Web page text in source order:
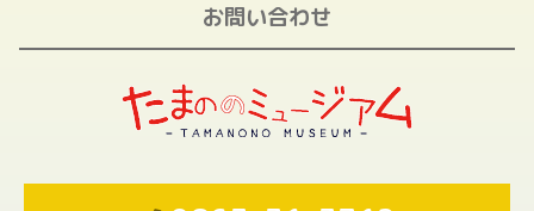
お問い合わせ